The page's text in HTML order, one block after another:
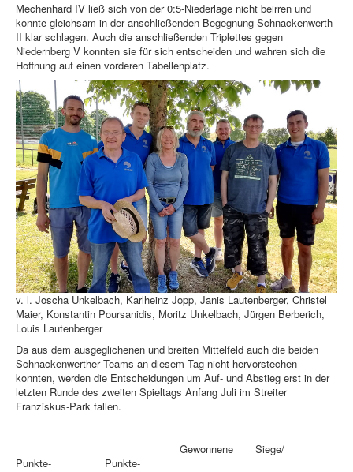
Mechenhard IV ließ sich von der 0:5-Niederlage nicht beirren und
konnte gleichsam in der anschließenden Begegnung Schnackenwerth
II klar schlagen. Auch die anschließenden Triplettes gegen
Niedernberg V konnten sie für sich entscheiden und wahren sich die
Hoffnung auf einen vorderen Tabellenplatz.
v. l. Joscha Unkelbach, Karlheinz Jopp, Janis Lautenberger, Christel
Maier, Konstantin Poursanidis, Moritz Unkelbach, Jürgen Berberich,
Louis Lautenberger
Da aus dem ausgeglichenen und breiten Mittelfeld auch die beiden
Schnackenwerther Teams an diesem Tag nicht hervorstechen
konnten, werden die Entscheidungen um Auf- und Abstieg erst in der
letzten Runde des zweiten Spieltags Anfang Juli im Streiter
Franziskus-Park fallen.
Gewonnene Siege/
Punkte- Punkte-